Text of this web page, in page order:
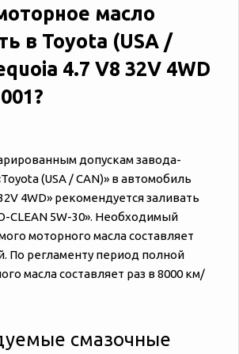
масло
в Toyota (USA /
4.7 V8 32V 4WD
допускам завода-
(USA / CAN)» в автомобиль
4WD» рекомендуется заливать
CLEAN 5W-30». Необходимый
моторного масла составляет
По регламенту период полной
масла составляет раз в 8000 км/
смазочные